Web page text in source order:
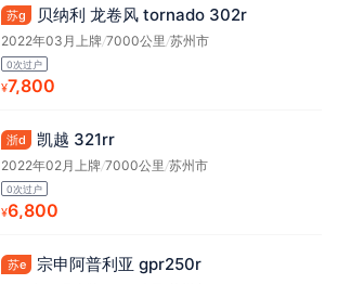
苏g 贝纳利 龙卷风 tornado 302r
2022年03月上牌/7000公里 /苏州市
0次过户
¥7,800
浙d 凯越 321rr
2022年02月上牌/7000公里 /苏州市
0次过户
¥6,800
苏e 宗申阿普利亚 gpr250r